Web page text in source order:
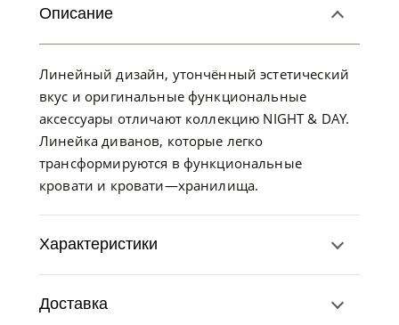
Описание
Линейный дизайн, утончённый эстетический
вкус и оригинальные функциональные
аксессуары отличают коллекцию NIGHT & DAY.
Линейка диванов, которые легко
трансформируются в функциональные
кровати и кровати—хранилища.
Характеристики
Доставка